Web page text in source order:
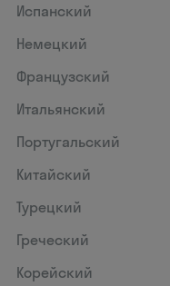
Испанский
Немецкий
Французский
Итальянский
Португальский
Китайский
Турецкий
Греческий
Корейский